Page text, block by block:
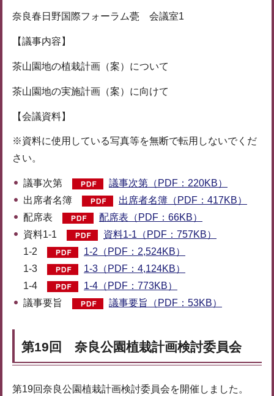
奈良春日野国際フォーラム甍 会議室1
【議事内容】
茶山園地の植栽計画（案）について
茶山園地の実施計画（案）に向けて
【会議資料】
※資料に使用している写真等を無断で転用しないでくだ
さい。
議事次第
議事次第（PDF：220KB）
出席者名簿
出席者名簿（PDF：417KB）
配席表
配席表（PDF：66KB）
資料1-1
資料1-1（PDF：757KB）
1-2
1-2（PDF：2,524KB）
1-3
1-3（PDF：4,124KB）
1-4
1-4（PDF：773KB）
議事要旨
議事要旨（PDF：53KB）
第19回 奈良公園植栽計画検討委員会
第19回奈良公園植栽計画検討委員会を開催しました。